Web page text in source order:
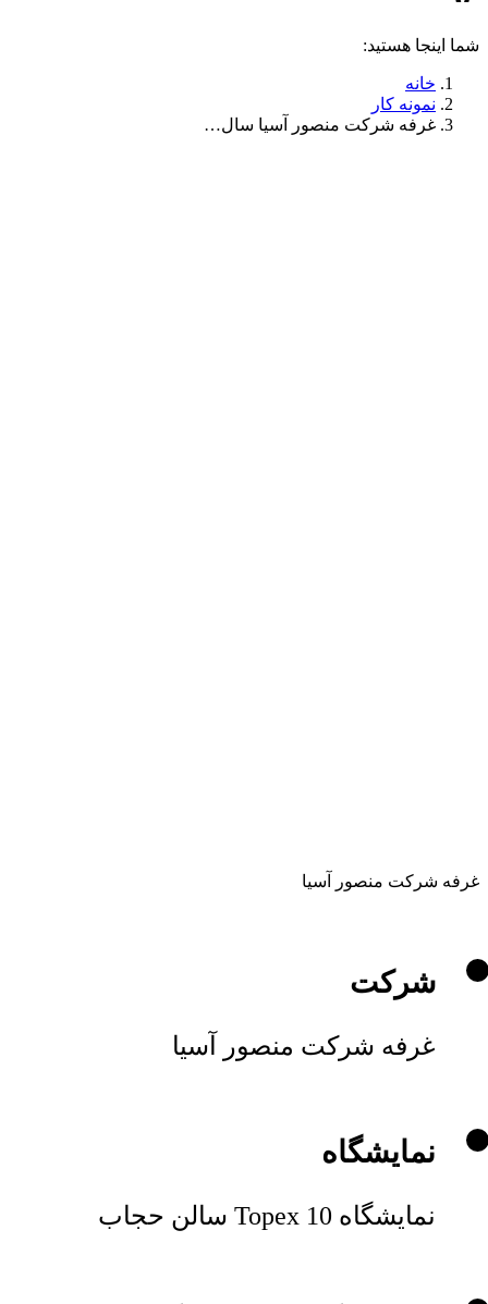
شما اینجا هستید:
خانه
نمونه کار
غرفه شرکت منصور آسیا سال…
غرفه شرکت منصور آسیا
شرکت
غرفه شرکت منصور آسیا
نمایشگاه
نمایشگاه Topex 10 سالن حجاب